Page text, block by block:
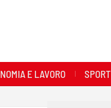
E LAVORO SPORT